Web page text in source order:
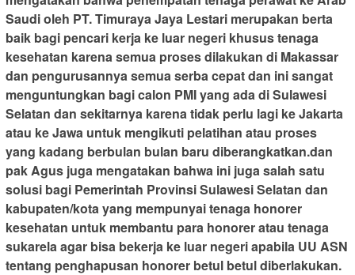
Saudi oleh PT. Timuraya Jaya Lestari merupakan berta
baik bagi pencari kerja ke luar negeri khusus tenaga
kesehatan karena semua proses dilakukan di Makassar
dan pengurusannya semua serba cepat dan ini sangat
menguntungkan bagi calon PMI yang ada di Sulawesi
Selatan dan sekitarnya karena tidak perlu lagi ke Jakarta
atau ke Jawa untuk mengikuti pelatihan atau proses
yang kadang berbulan bulan baru diberangkatkan.dan
pak Agus juga mengatakan bahwa ini juga salah satu
solusi bagi Pemerintah Provinsi Sulawesi Selatan dan
kabupaten/kota yang mempunyai tenaga honorer
kesehatan untuk membantu para honorer atau tenaga
sukarela agar bisa bekerja ke luar negeri apabila UU ASN
tentang penghapusan honorer betul betul diberlakukan.